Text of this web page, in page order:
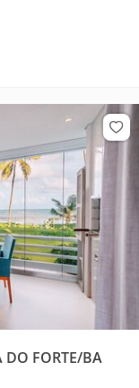
DO FORTE/BA